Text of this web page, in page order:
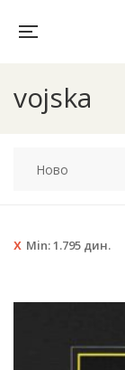
vojska
Min:1.795 дин.